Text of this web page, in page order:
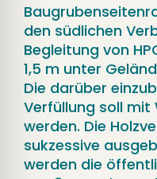
den südlichen
Begleitung von
1,5 m unter
Die darüber
Verfüllung soll mit
werden. Die
sukzessive
werden die